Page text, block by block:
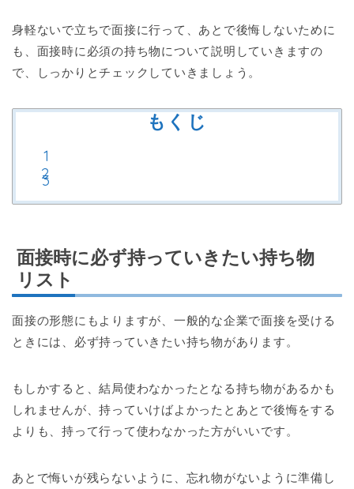
身軽ないで立ちで面接に行って、あとで後悔しないために
も、面接時に必須の持ち物について説明していきますの
で、しっかりとチェックしていきましょう。
もくじ
面接時に必ず持っていきたい持ち物
リスト
面接の形態にもよりますが、一般的な企業で面接を受ける
ときには、必ず持っていきたい持ち物があります。
もしかすると、結局使わなかったとなる持ち物があるかも
しれませんが、持っていけばよかったとあとで後悔をする
よりも、持って行って使わなかった方がいいです。
あとで悔いが残らないように、忘れ物がないように準備し